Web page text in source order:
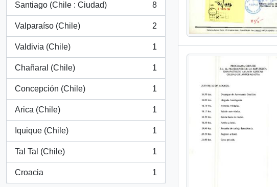
Santiago (Chile : Ciudad)
, 8 resultados
8
Valparaíso (Chile)
, 2 resultados
2
Valdivia (Chile)
, 1 resultados
1
Chañaral (Chile)
, 1 resultados
1
Concepción (Chile)
, 1 resultados
1
Arica (Chile)
, 1 resultados
1
Iquique (Chile)
, 1 resultados
1
Tal Tal (Chile)
, 1 resultados
1
Croacia
, 1 resultados
1